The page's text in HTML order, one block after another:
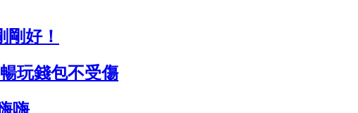
好！
玩錢包不受傷
嗨